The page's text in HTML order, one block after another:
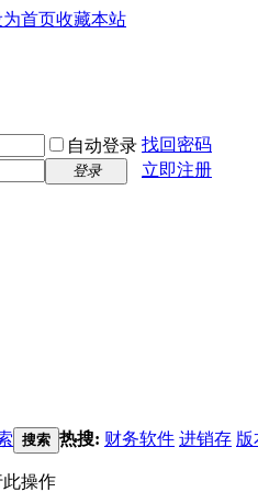
为首页收藏本站
自动登录 找回密码
登录
立即注册
搜索 热搜: 财务软件 进销存 版
操作